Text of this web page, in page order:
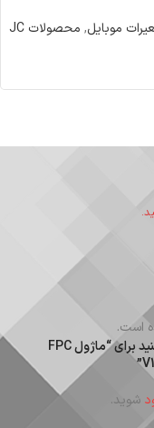
, محصولات JC
است.
اولین نفری باشید که دیدگاهی را ارسال می کنید برای “ماژول FPC
شوید.